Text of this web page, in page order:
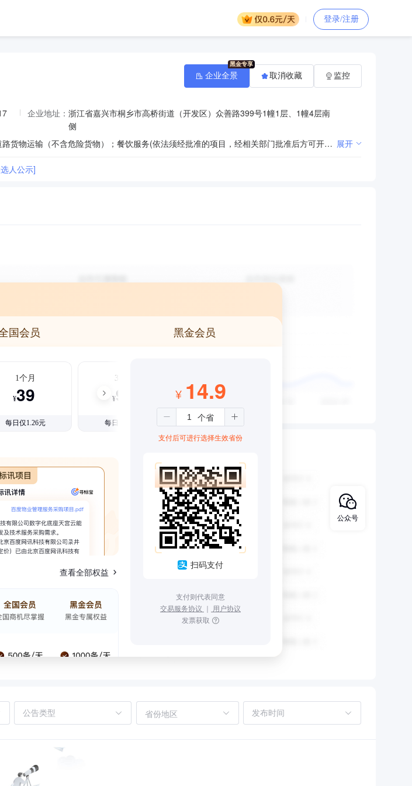
登录/注册
企业地址： 浙江省嘉兴市桐乡市高桥街道（开发区）众善路399号1幢1层、1幢4层南
侧
许可项目：城市配送运输服务（不含危险货物）；食品销售；道路货物运输（不含危险货物）；餐饮服务(依法须经批准的项目，经相关部门批准后方可开展经营活动，具体经营项目以审批结果为准)。一般项目：餐饮管理；新鲜水果批发；新鲜水果零售；新鲜蔬菜批发；新鲜蔬菜零售；厨具卫具及日用杂品批发；厨具卫具及日用杂品零售；单位后勤管理服务；畜禽收购；水产品收购；初级农产品收购；食用农产品批发；食用农产品零售；食品添加剂销售(除依法须经批准的项目外，凭营业执照依法自主开展经营活动)。 展开
人公示]
企业全景 取消收藏 监控
国会员 黑金会员
1个月
¥39
每日仅1.26元
3个月
¥99
每日仅1.08元
查看全部权益
¥ 14.9
支付后可进行选择生效省份
扫码支付
支付则代表同意
交易服务协议 ｜ 用户协议
发票获取
省份地区
公众号